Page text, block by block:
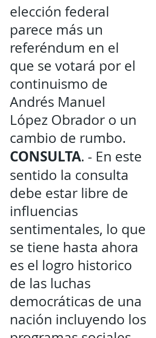
elección federal
parece más un
referéndum en el
que se votará por el
continuismo de
Andrés Manuel
López Obrador o un
cambio de rumbo.
CONSULTA. - En este
sentido la consulta
debe estar libre de
influencias
sentimentales, lo que
se tiene hasta ahora
es el logro historico
de las luchas
democráticas de una
nación incluyendo los